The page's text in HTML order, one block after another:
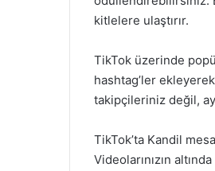
kitlelere ulaştırır.
TikTok üzerinde
hashtag’ler
takipçileriniz değil,
TikTok’ta Kandil
Videolarınızın